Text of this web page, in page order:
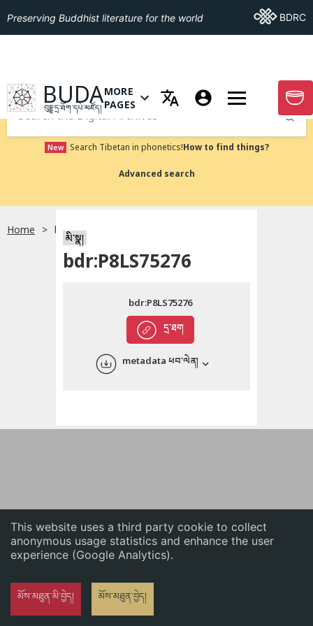
This website uses a third party cookie to collect
anonymous usage statistics and enhance the user
experience (Google Analytics).
མོས་མཐུན་མི་བྱེད། མོས་མཐུན་བྱེད།
English
Preserving Buddhist literature for the world Go ToBDRC
GO TO HOMEPAGE
BUDA
བུདྡྷ་དྲ་ཐོག་དཔེ་མཛོད།
OPEN MENU OF MORE PAGES
MORE
PAGES
GO
Submit
New Search Tibetan in phonetics!How to find things?
Advanced search
Home bdr:P8LS75276
མི་སྣ།
bdr:P8LS75276
དྲ་ཐག
bdr:P8LS75276
metadata ཕབ་ལེན།